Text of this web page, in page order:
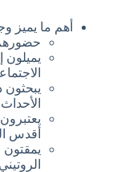
أهم ما يميز
حضورهم
يميلون
أقدس
يمقتون